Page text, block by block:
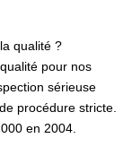
qualité ?
pour nos
sérieuse
procédure stricte.
en 2004.